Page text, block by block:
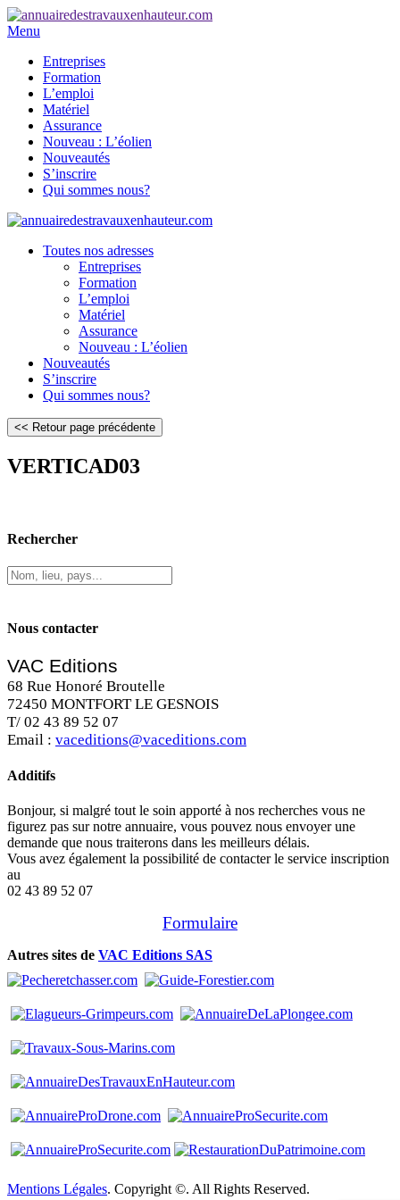
Menu
Entreprises
Formation
L’emploi
Matériel
Assurance
Nouveau : L’éolien
Nouveautés
S’inscrire
Qui sommes nous?
Toutes nos adresses
Entreprises
Formation
L’emploi
Matériel
Assurance
Nouveau : L’éolien
Nouveautés
S’inscrire
Qui sommes nous?
VERTICAD03
Rechercher
Nous contacter
VAC Editions
68 Rue Honoré Broutelle
72450 MONTFORT LE GESNOIS
T/ 02 43 89 52 07
Email : vaceditions@vaceditions.com
Additifs
Bonjour, si malgré tout le soin apporté à nos recherches vous ne
figurez pas sur notre annuaire, vous pouvez nous envoyer une
demande que nous traiterons dans les meilleurs délais.
Vous avez également la possibilité de contacter le service inscription
au
02 43 89 52 07
Formulaire
Autres sites de VAC Editions SAS
Mentions Légales. Copyright ©. All Rights Reserved.